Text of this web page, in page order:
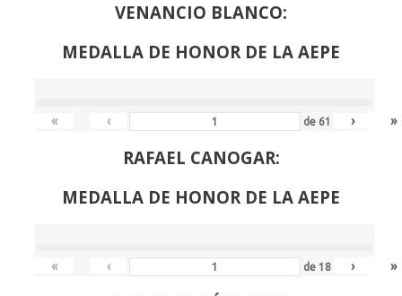
VENANCIO BLANCO:
MEDALLA DE HONOR DE LA AEPE
« ‹ de 61 › »
RAFAEL CANOGAR:
MEDALLA DE HONOR DE LA AEPE
« ‹ de18 › »